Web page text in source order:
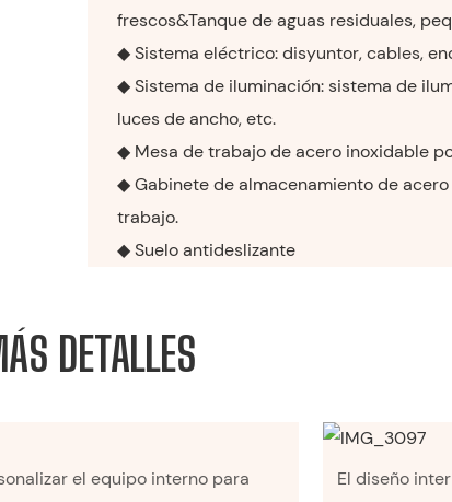
frescos&Tanque de aguas residuales,
◆ Sistema eléctrico: disyuntor, cables,
◆ Sistema de iluminación: sistema de
luces de ancho, etc.
◆ Mesa de trabajo de acero inoxidable
◆ Gabinete de almacenamiento de
trabajo.
◆ Suelo antideslizante
DETALLES
el equipo interno para
El diseño